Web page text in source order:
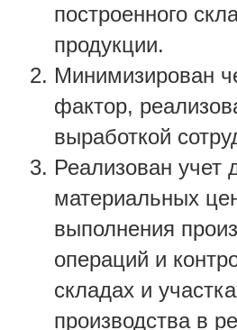
построенного
продукции.
Минимизирован
фактор,
выработкой
Реализован учет
материальных
выполнения
операций и
складах и
производства в